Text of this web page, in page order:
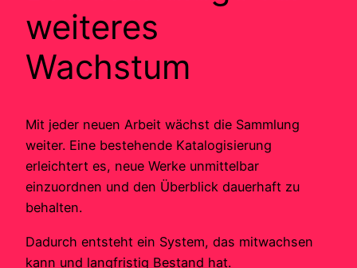
weiteres
Wachstum
Mit jeder neuen Arbeit wächst die Sammlung
weiter. Eine bestehende Katalogisierung
erleichtert es, neue Werke unmittelbar
einzuordnen und den Überblick dauerhaft zu
behalten.
Dadurch entsteht ein System, das mitwachsen
kann und langfristig Bestand hat.